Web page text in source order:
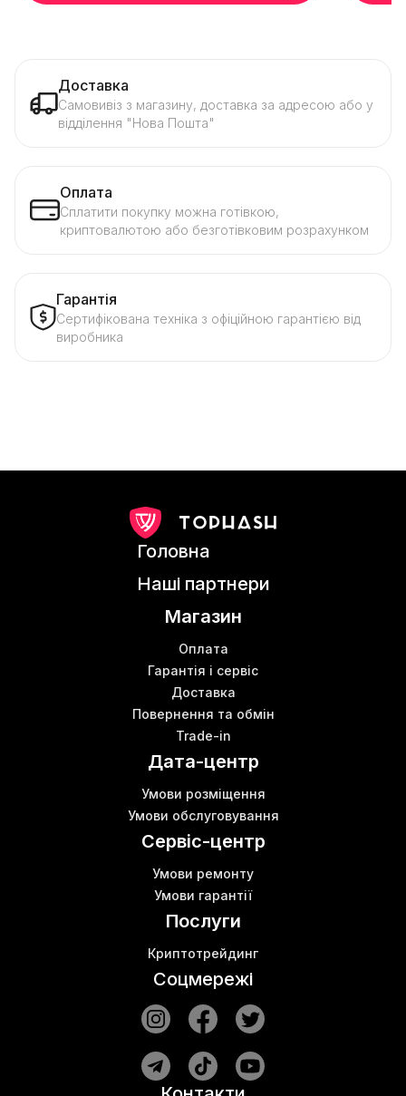
Доставка
Самовивіз з магазину, доставка за адресою або у
відділення "Нова Пошта"
Оплата
Сплатити покупку можна готівкою,
криптовалютою або безготівковим розрахунком
Гарантія
Сертифікована техніка з офіційною гарантією від
виробника
Головна
Наші партнери
Магазин
Оплата
Гарантія і сервіс
Доставка
Повернення та обмін
Trade-in
Дата-центр
Умови розміщення
Умови обслуговування
Сервіс-центр
Умови ремонту
Умови гарантії
Послуги
Криптотрейдинг
Соцмережі